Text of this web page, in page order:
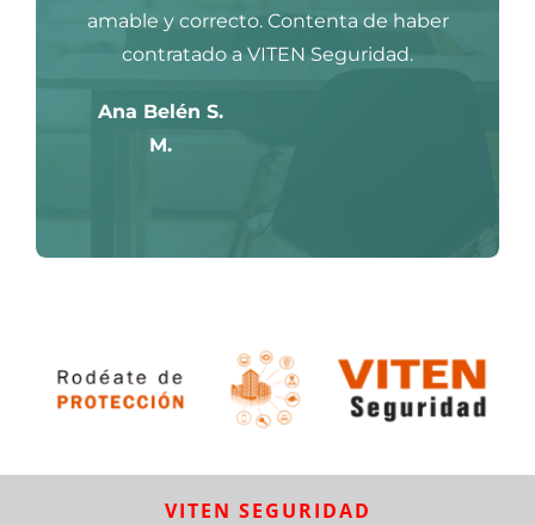
amable y correcto. Contenta de haber
contratado a VITEN Seguridad.
Ana Belén S.
M.
VITEN SEGURIDAD